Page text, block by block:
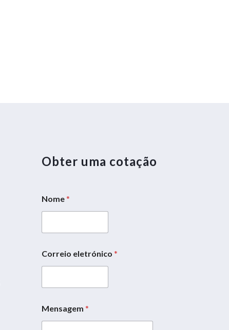
Obter uma cotação
Nome*
M
n
a
Correio eletrónico *
Mensagem *